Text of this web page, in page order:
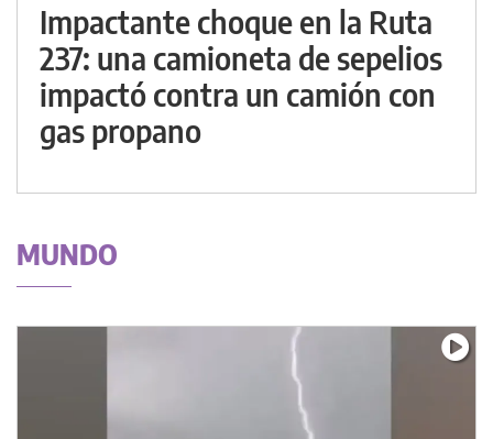
Impactante choque en la Ruta
237: una camioneta de sepelios
impactó contra un camión con
gas propano
MUNDO